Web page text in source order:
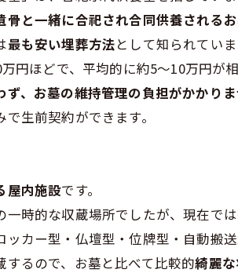
骨と一緒に合祀され合同供養される
最も安い埋葬方法として知られていま
円ほどで、平均的に約5～10万円が相
ず、お墓の維持管理の負担がかかり
生前契約ができます。
屋内施設です。
時的な収蔵場所でしたが、現在で
カー型・仏壇型・位牌型・自動搬
るので、お墓と比べて比較的綺麗